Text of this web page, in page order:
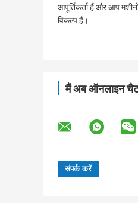
आपूर्तिकर्ता हैं और आप
विकल्प हैं।
मैं अब ऑनलाइन चैट